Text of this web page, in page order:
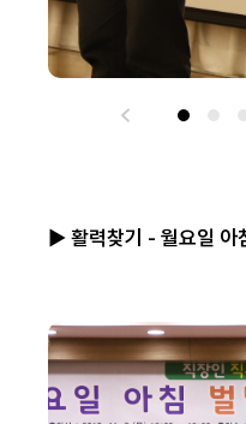
▶ 활력찾기 - 월요일 아